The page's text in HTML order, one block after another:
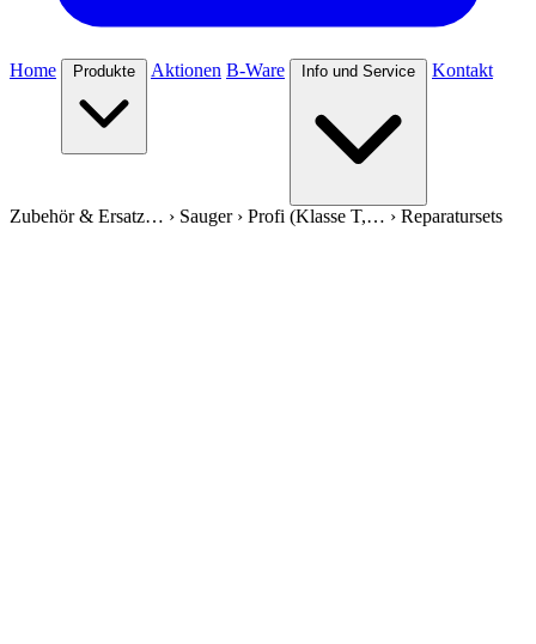
Home Produkte Aktionen B-Ware Info und Service Kontakt
Zubehör & Ersatz… › Sauger› Profi (Klasse T,… › Reparatursets